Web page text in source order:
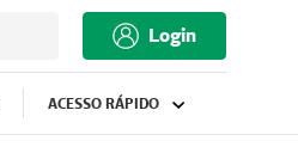
Login
ACESSO RÁPIDO